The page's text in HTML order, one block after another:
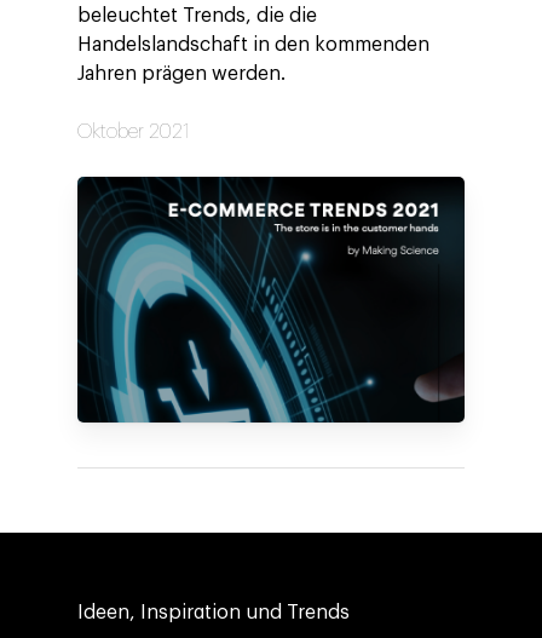
beleuchtet Trends, die die
Handelslandschaft in den kommenden
Jahren prägen werden.
Oktober 2021
Ideen, Inspiration und Trends